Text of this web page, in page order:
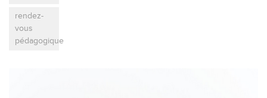
rendez-
vous
pédagogique